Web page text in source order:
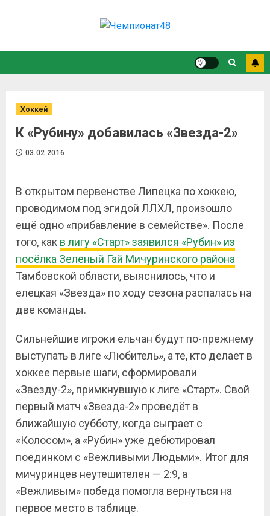
Хоккей
К «Рубину» добавилась «Звезда-2»
03.02.2016
В открытом первенстве Липецка по хоккею,
проводимом под эгидой ЛЛХЛ, произошло
ещё одно «прибавление в семействе». После
того, как в лигу «Старт» заявился «Рубин» из
посёлка Зеленый Гай Мичуринского района
Тамбовской области, выяснилось, что и
елецкая «Звезда» по ходу сезона распалась на
две команды.
Сильнейшие игроки ельчан будут по-прежнему
выступать в лиге «Любитель», а те, кто делает в
хоккее первые шаги, сформировали
«Звезду-2», примкнувшую к лиге «Старт». Свой
первый матч «Звезда-2» проведёт в
ближайшую субботу, когда сыграет с
«Колосом», а «Рубин» уже дебютировал
поединком с «Вежливыми Людьми». Итог для
мичуринцев неутешителен — 2:9, а
«Вежливым» победа помогла вернуться на
первое место в таблице.